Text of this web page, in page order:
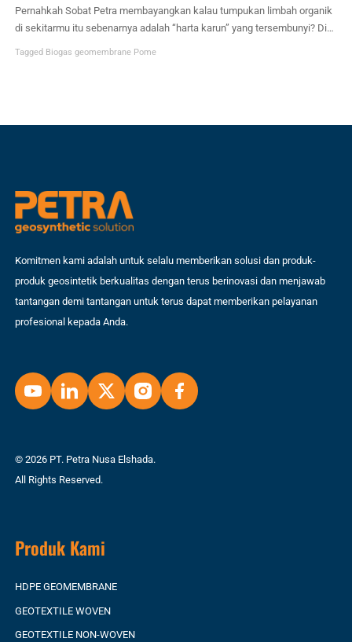
Pernahkah Sobat Petra membayangkan kalau tumpukan limbah organik
di sekitarmu itu sebenarnya adalah “harta karun” yang tersembunyi? Di
Tagged Biogas geomembrane Pome
Komitmen kami adalah untuk selalu memberikan solusi dan produk-
produk geosintetik berkualitas dengan terus berinovasi dan menjawab
tantangan demi tantangan untuk terus dapat memberikan pelayanan
profesional kepada Anda.
© 2026 PT. Petra Nusa Elshada.
All Rights Reserved.
Produk Kami
HDPE GEOMEMBRANE
GEOTEXTILE WOVEN
GEOTEXTILE NON-WOVEN